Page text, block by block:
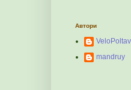
Автори
mandruy